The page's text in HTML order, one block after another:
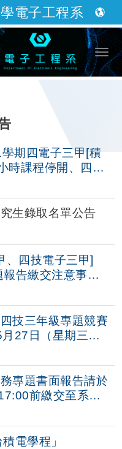
電子工程系
容
期四電子三甲[積
時課程停開、四電
學分3小時課程停
!
生錄取名單公告
、四技電子三甲]
告繳交注意事
報與實體資料繳
年度下學期
請於期末考
下午 17：00 前
繳交，感謝配
技三年級專題競賽
27日（星期三）
轉知。
專題書面報告請於
前繳交至系
電學程」